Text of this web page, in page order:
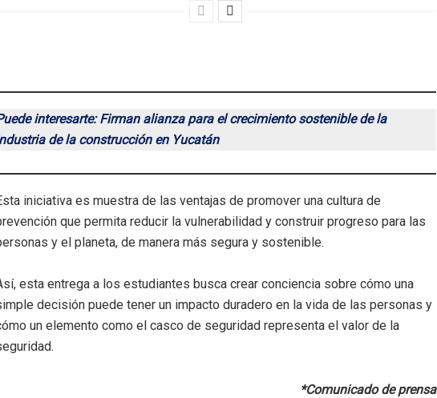
interesarte: Firman alianza para el crecimiento sostenible de la
de la construcción en Yucatán
iniciativa es muestra de las ventajas de promover una cultura de
que permita reducir la vulnerabilidad y construir progreso para las
y el planeta, de manera más segura y sostenible.
esta entrega a los estudiantes busca crear conciencia sobre cómo una
decisión puede tener un impacto duradero en la vida de las personas y
un elemento como el casco de seguridad representa el valor de la
*Comunicado de prensa